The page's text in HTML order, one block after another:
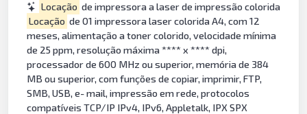
Locação de impressora a laser de impressão colorida
Locação de 01 impressora laser colorida A4, com 12
meses, alimentação a toner colorido, velocidade mínima
de 25 ppm, resolução máxima **** x **** dpi,
processador de 600 MHz ou superior, memória de 384
MB ou superior, com funções de copiar, imprimir, FTP,
SMB, USB, e- mail, impressão em rede, protocolos
compatíveis TCP/IP IPv4, IPv6, Appletalk, IPX SPX